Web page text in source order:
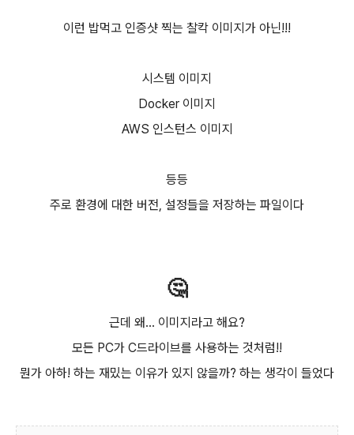
이런 밥먹고 인증샷 찍는 찰칵 이미지가 아닌!!!
시스템 이미지
Docker 이미지
AWS 인스턴스 이미지
등등
주로 환경에 대한 버전, 설정들을 저장하는 파일이다
🤔
근데 왜... 이미지라고 해요?
모든 PC가 C드라이브를 사용하는 것처럼!!
뭔가 아하! 하는 재밌는 이유가 있지 않을까? 하는 생각이 들었다